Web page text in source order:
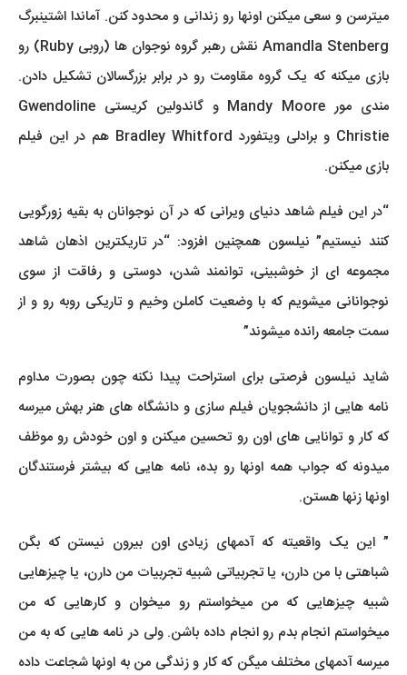
میترسن و سعی میکنن اونها رو زندانی و محدود کنن. آماندا اشتینبرگ
Amandla Stenberg نقش رهبر گروه نوجوان ها (روبی Ruby) رو
بازی میکنه که یک گروه مقاومت رو در برابر بزرگسالان تشکیل دادن.
مندی مور Mandy Moore و گاندولین کریستی Gwendoline
Christie و برادلی ویتفورد Bradley Whitford هم در این فیلم
بازی میکنن.
“در این فیلم شاهد دنیای ویرانی که در آن نوجوانان به بقیه زورگویی
کنند نیستیم” نیلسون همچنین افزود: “در تاریکترین اذهان شاهد
مجموعه ای از خوشبینی، توانمند شدن، دوستی و رفاقت از سوی
نوجوانانی میشویم که با وضعیت کاملن وخیم و تاریکی روبه رو و از
سمت جامعه رانده میشوند”
شاید نیلسون فرصتی برای استراحت پیدا نکنه چون بصورت مداوم
نامه هایی از دانشجویان فیلم سازی و دانشگاه های هنر بهش میرسه
که کار و توانایی های اون رو تحسین میکنن و اون خودش رو موظف
میدونه که جواب همه اونها رو بده، نامه هایی که بیشتر فرستندگان
اونها زنها هستن.
” این یک واقعیته که آدمهای زیادی اون بیرون نیستن که بگن
شباهتی با من دارن، یا تجربیاتی شبیه تجربیات من دارن، یا چیزهایی
شبیه چیزهایی که من میخواستم رو میخوان و کارهایی که من
میخواستم انجام بدم رو انجام داده باشن. ولی در نامه هایی که به من
میرسه آدمهای مختلف میگن که کار و زندگی من به اونها شجاعت داده